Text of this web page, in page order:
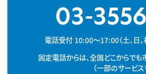
03-
電話受付 10:00～17:00（土、日、
固定電話からは、全国どこからで
（一部のサービス